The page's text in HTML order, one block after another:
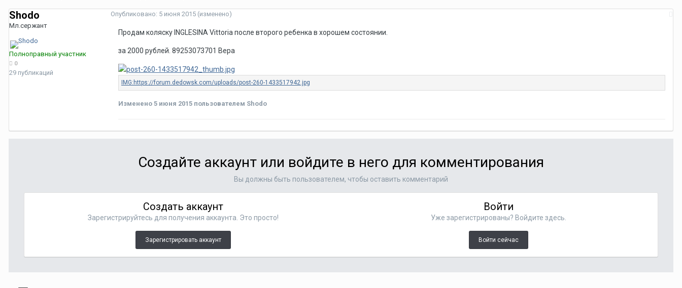
Shodo
Мл.сержант
Полноправный участник
0
29 публикаций
Опубликовано: 5 июня 2015 (изменено)
Продам коляску INGLESINA Vittoria после второго ребенка в хорошем состоянии.
за 2000 рублей. 89253073701 Вера
Изменено 5 июня 2015 пользователем Shodo
Создайте аккаунт или войдите в него для комментирования
Вы должны быть пользователем, чтобы оставить комментарий
Создать аккаунт
Зарегистрируйтесь для получения аккаунта. Это просто!
Зарегистрировать аккаунт
Войти
Уже зарегистрированы? Войдите здесь.
Войти сейчас